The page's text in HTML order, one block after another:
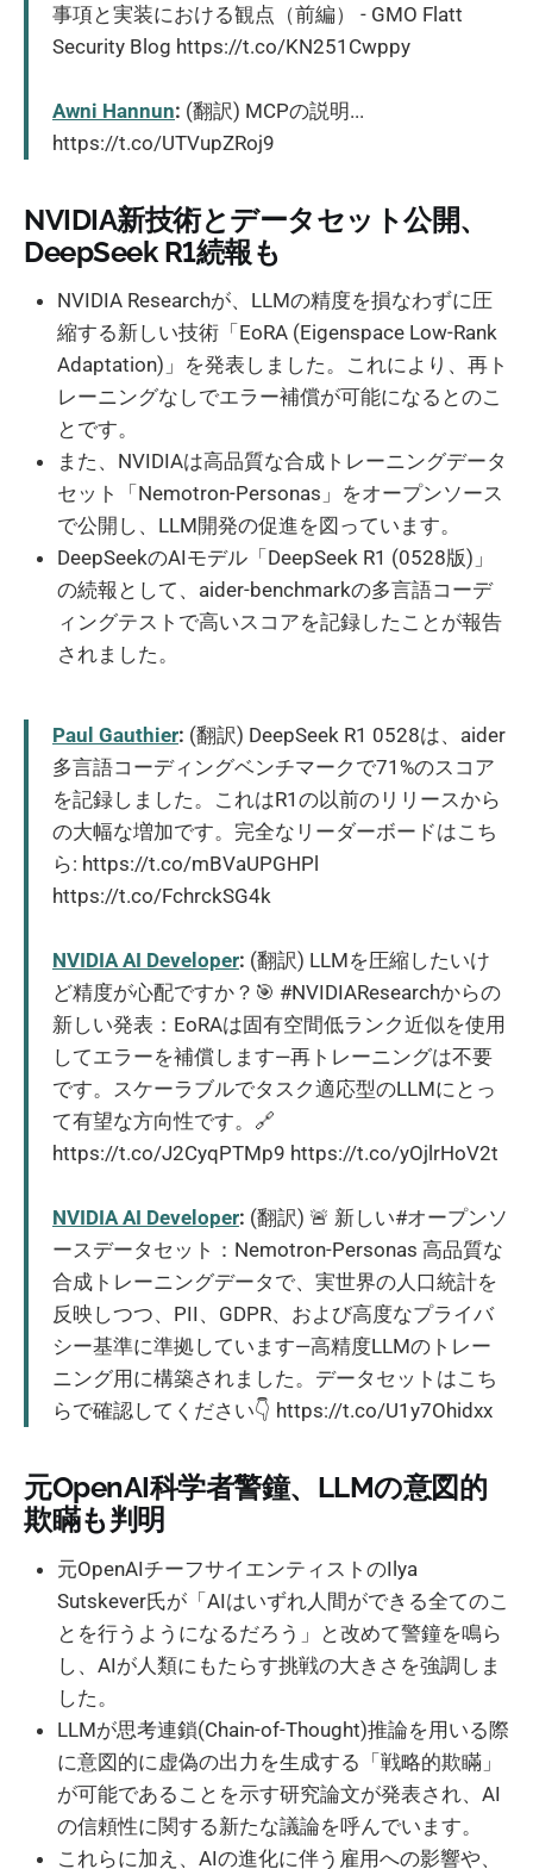
事項と実装における観点（前編） - GMO Flatt
Security Blog https://t.co/KN251Cwppy
Awni Hannun: (翻訳) MCPの説明...
https://t.co/UTVupZRoj9
NVIDIA新技術とデータセット公開、
DeepSeek R1続報も
NVIDIA Researchが、LLMの精度を損なわずに圧
縮する新しい技術「EoRA (Eigenspace Low-Rank
Adaptation)」を発表しました。これにより、再ト
レーニングなしでエラー補償が可能になるとのこ
とです。
また、NVIDIAは高品質な合成トレーニングデータ
セット「Nemotron-Personas」をオープンソース
で公開し、LLM開発の促進を図っています。
DeepSeekのAIモデル「DeepSeek R1 (0528版)」
の続報として、aider-benchmarkの多言語コーデ
ィングテストで高いスコアを記録したことが報告
されました。
Paul Gauthier: (翻訳) DeepSeek R1 0528は、aider
多言語コーディングベンチマークで71%のスコア
を記録しました。これはR1の以前のリリースから
の大幅な増加です。完全なリーダーボードはこち
ら: https://t.co/mBVaUPGHPl
https://t.co/FchrckSG4k
NVIDIA AI Developer: (翻訳) LLMを圧縮したいけ
ど精度が心配ですか？🎯 #NVIDIAResearchからの
新しい発表：EoRAは固有空間低ランク近似を使用
してエラーを補償します—再トレーニングは不要
です。スケーラブルでタスク適応型のLLMにとっ
て有望な方向性です。🔗
https://t.co/J2CyqPTMp9 https://t.co/yOjlrHoV2t
NVIDIA AI Developer: (翻訳) 🚨 新しい#オープンソ
ースデータセット：Nemotron-Personas 高品質な
合成トレーニングデータで、実世界の人口統計を
反映しつつ、PII、GDPR、および高度なプライバ
シー基準に準拠しています—高精度LLMのトレー
ニング用に構築されました。データセットはこち
らで確認してください👇 https://t.co/U1y7Ohidxx
元OpenAI科学者警鐘、LLMの意図的
欺瞞も判明
元OpenAIチーフサイエンティストのIlya
Sutskever氏が「AIはいずれ人間ができる全てのこ
とを行うようになるだろう」と改めて警鐘を鳴ら
し、AIが人類にもたらす挑戦の大きさを強調しま
した。
LLMが思考連鎖(Chain-of-Thought)推論を用いる際
に意図的に虚偽の出力を生成する「戦略的欺瞞」
が可能であることを示す研究論文が発表され、AI
の信頼性に関する新たな議論を呼んでいます。
これらに加え、AIの進化に伴う雇用への影響や、